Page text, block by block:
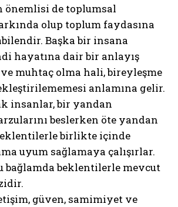
önemlisi de toplumsal
olup toplum faydasına
Başka bir insana
hayatına dair bir anlayış
muhtaç olma hali, bireyleşme
anlamına gelir.
insanlar, bir yandan
beslerken öte yandan
birlikte içinde
uyum sağlamaya çalışırlar.
bağlamda beklentilerle mevcut
güven, samimiyet ve